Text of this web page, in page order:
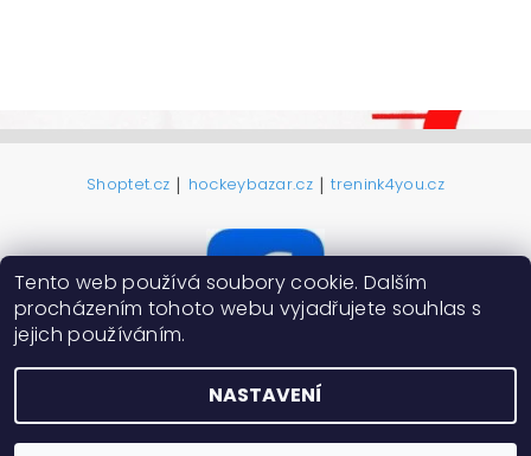
Shoptet.cz | hockeybazar.cz | trenink4you.cz
2026 ©ProHokejky.cz, všechna práva vyhrazena
Tento web používá soubory cookie. Dalším
procházením tohoto webu vyjadřujete souhlas s
jejich používáním.
NASTAVENÍ